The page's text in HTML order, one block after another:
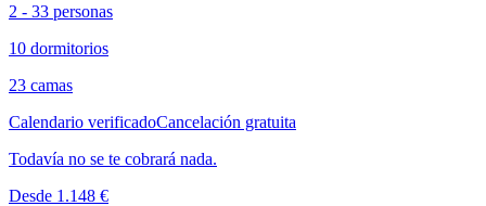
2 - 33 personas
10 dormitorios
23 camas
Calendario verificadoCancelación gratuita
Todavía no se te cobrará nada.
Desde 1.148 €